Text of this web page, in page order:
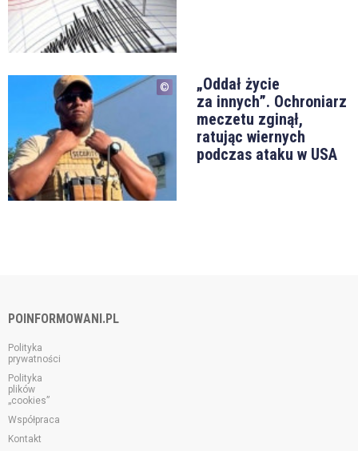
„Oddał życie
za innych”. Ochroniarz
meczetu zginął,
ratując wiernych
podczas ataku w USA
POINFORMOWANI.PL
Polityka
prywatności
Polityka
plików
„cookies”
Współpraca
Kontakt